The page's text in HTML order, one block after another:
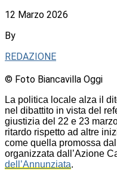
12 Marzo 2026
By
REDAZIONE
© Foto Biancavilla Oggi
La politica locale alza il
nel dibattito in vista del
giustizia del 22 e 23
ritardo rispetto ad altre
come quella promossa dal
organizzata dall’Azione
dell’Annunziata.